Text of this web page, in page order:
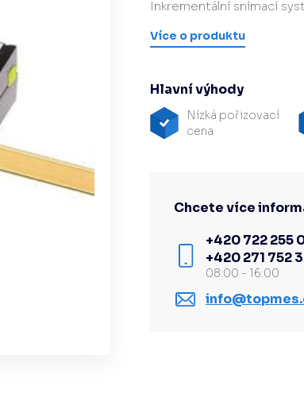
Hardware/Retrofit
Inkrementální snímací
Více o produktu
Hlavní výhody
Nízká pořizovací
cena
Chcete více
+420 722 255
+420 271 752
08:00 - 16:00